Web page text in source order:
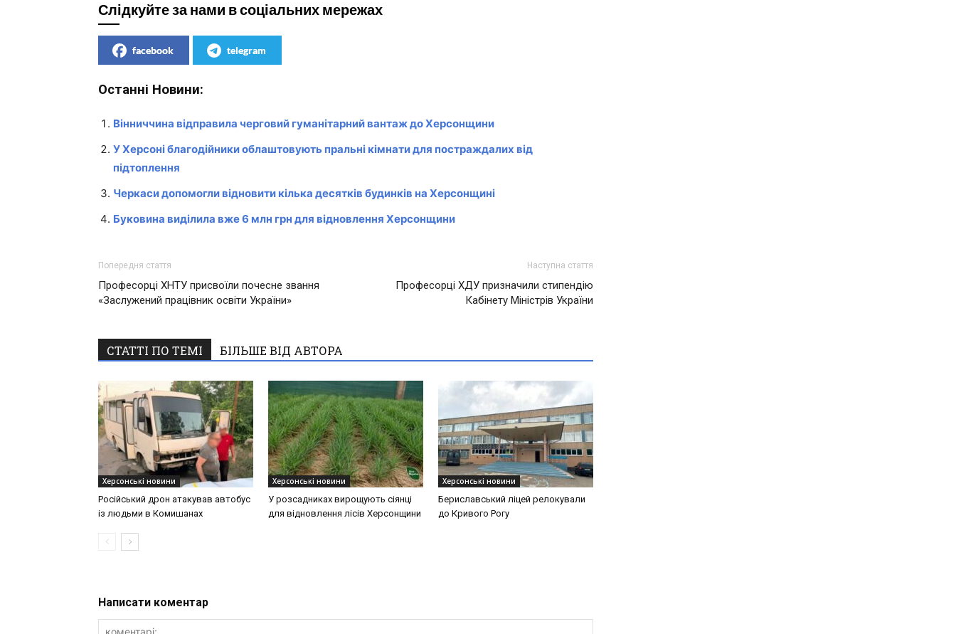
Слідкуйте за нами в соціальних мережах
facebook telegram
Останні Новини:
Вінниччина відправила черговий гуманітарний вантаж до Херсонщини
У Херсоні благодійники облаштовують пральні кімнати для постраждалих від
підтоплення
Черкаси допомогли відновити кілька десятків будинків на Херсонщині
Буковина виділила вже 6 млн грн для відновлення Херсонщини
Попередня стаття
Професорці ХНТУ присвоїли почесне звання
«Заслужений працівник освіти України»
Наступна стаття
Професорці ХДУ призначили стипендію
Кабінету Міністрів України
СТАТТІ ПО ТЕМІ БІЛЬШЕ ВІД АВТОРА
Херсонські новини
Російський дрон атакував автобус
із людьми в Комишанах
Херсонські новини
У розсадниках вирощують сіянці
для відновлення лісів Херсонщини
Херсонські новини
Бериславський ліцей релокували
до Кривого Рогу
Написати коментар